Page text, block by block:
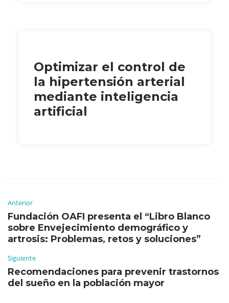
Optimizar el control de
la hipertensión arterial
mediante inteligencia
artificial
Anterior
Fundación OAFI presenta el “Libro Blanco
sobre Envejecimiento demográfico y
artrosis: Problemas, retos y soluciones”
Siguiente
Recomendaciones para prevenir trastornos
del sueño en la población mayor